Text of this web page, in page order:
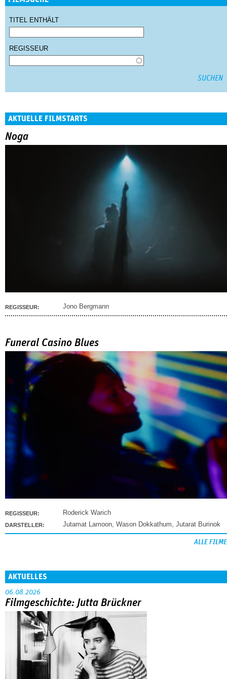
TITEL ENTHÄLT
REGISSEUR
AKTUELLE FILMSTARTS
Noga
REGISSEUR: Jono Bergmann
Funeral Casino Blues
REGISSEUR: Roderick Warich
DARSTELLER: Jutamat Lamoon, Wason Dokkathum, Jutarat Burinok
ALLE FILME
AKTUELLES
06.08.2026
Filmgeschichte: Jutta Brückner